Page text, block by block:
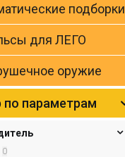
подборки
для ЛЕГО
оружие
по параметрам
0